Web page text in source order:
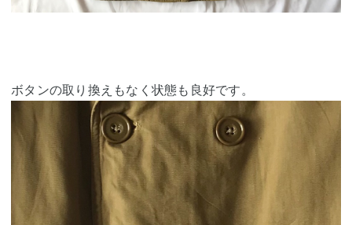
ボタンの取り換えもなく状態も良好です。